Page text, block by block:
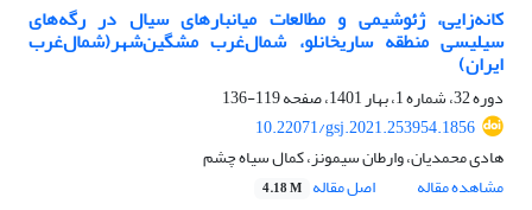
کانه‌زایی، ژئوشیمی و مطالعات میانبارهای سیال در رگه‌های
سیلیسی منطقه ساریخانلو، شمال‌غرب مشگین‌شهر(شمال‌غرب
ایران)
دوره 32، شماره 1، بهار 1401، صفحه
119-136
10.22071/gsj.2021.253954.1856
هادی محمدیان، وارطان سیمونز، کمال سیاه چشم
مشاهده مقاله
اصل مقاله 4.18 M